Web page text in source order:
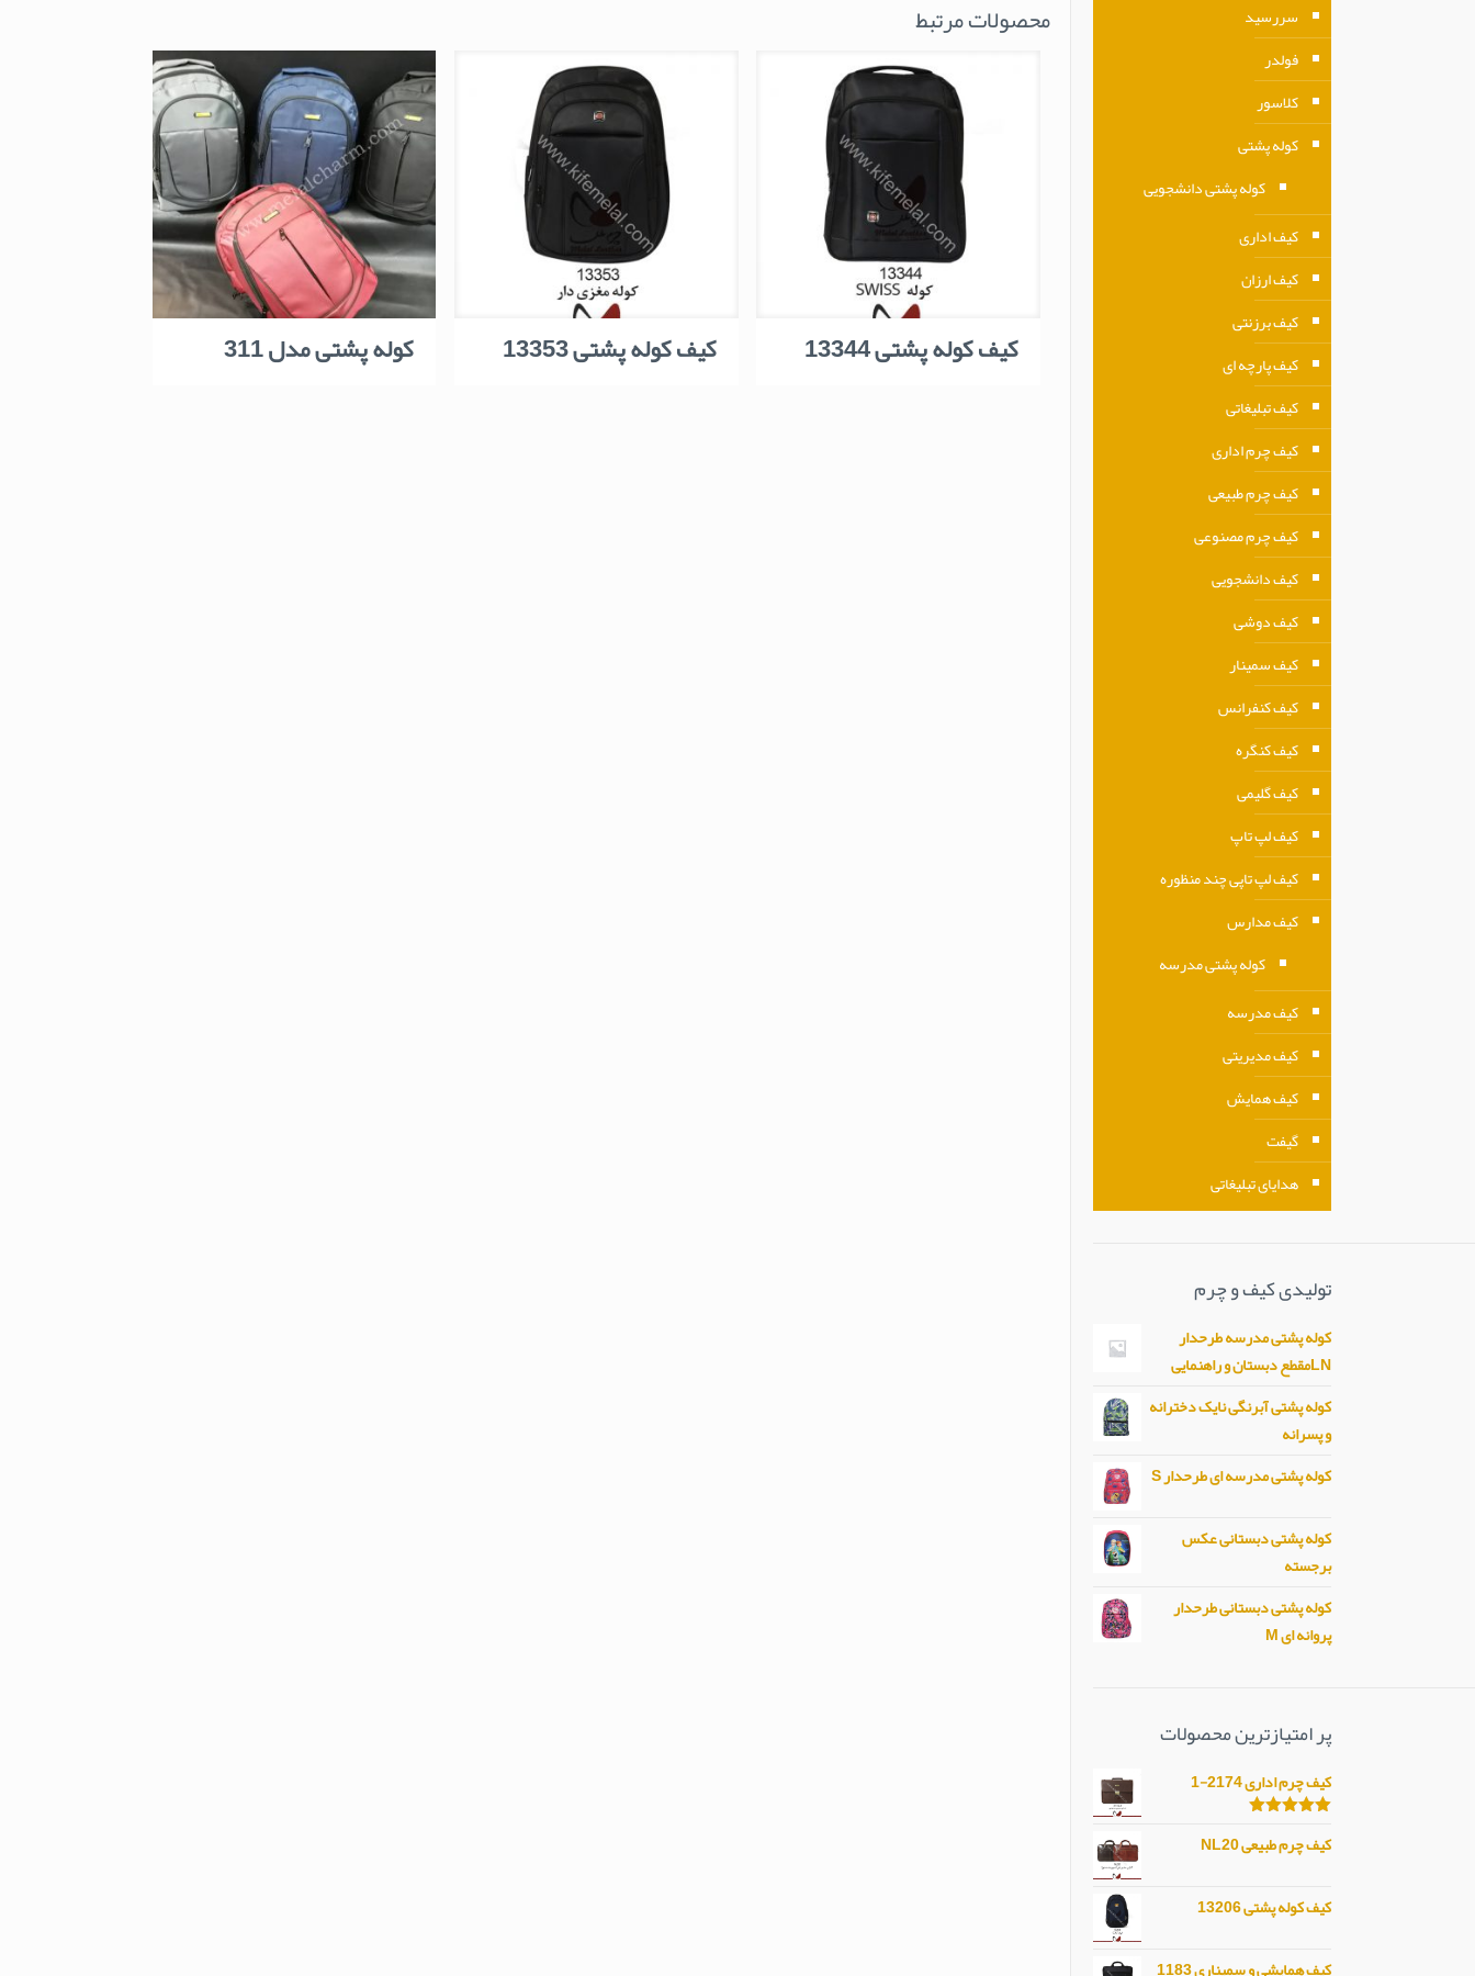
محصولات مرتبط
کیف کوله پشتی 13344 کیف کوله پشتی 13353 کوله پشتی مدل 311
سررسید
فولدر
کلاسور
کوله پشتی
کوله پشتی دانشجویی
کیف اداری
کیف ارزان
کیف برزنتی
کیف پارچه ای
کیف تبلیغاتی
کیف چرم اداری
کیف چرم طبیعی
کیف چرم مصنوعی
کیف دانشجویی
کیف دوشی
کیف سمینار
کیف کنفرانس
کیف کنگره
کیف گلیمی
کیف لپ تاپ
کیف لپ تاپی چند منظوره
کیف مدارس
کوله پشتی مدرسه
کیف مدرسه
کیف مدیریتی
کیف همایش
گیفت
هدایای تبلیغاتی
تولیدی کیف و چرم
کوله پشتی مدرسه طرحدار
LNمقطع دبستان و راهنمایی
کوله پشتی آبرنگی نایک دخترانه
و پسرانه
کوله پشتی مدرسه ای طرحدار S
کوله پشتی دبستانی عکس
برجسته
کوله پشتی دبستانی طرحدار
پروانه ای M
پر امتیازترین محصولات
کیف چرم اداری 2174-1
از 5
کیف چرم طبیعی NL20
کیف کوله پشتی 13206
کیف همایشی و سمیناری 1183